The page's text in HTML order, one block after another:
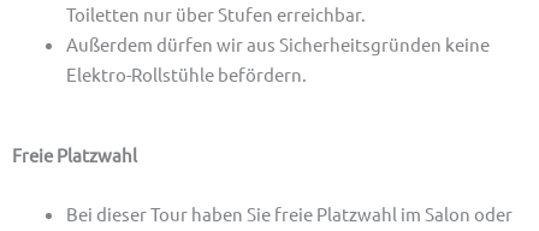
Toiletten nur über Stufen erreichbar.
Außerdem dürfen wir aus Sicherheitsgründen keine
Elektro-Rollstühle befördern.
Freie Platzwahl
Bei dieser Tour haben Sie freie Platzwahl im Salon oder